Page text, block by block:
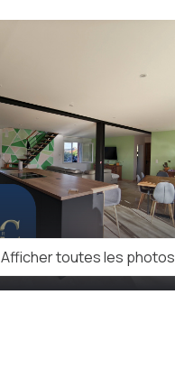
Afficher toutes les photos